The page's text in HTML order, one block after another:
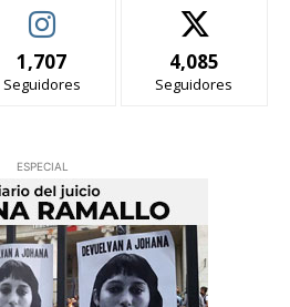
1,707
Seguidores
4,085
Seguidores
ESPECIAL